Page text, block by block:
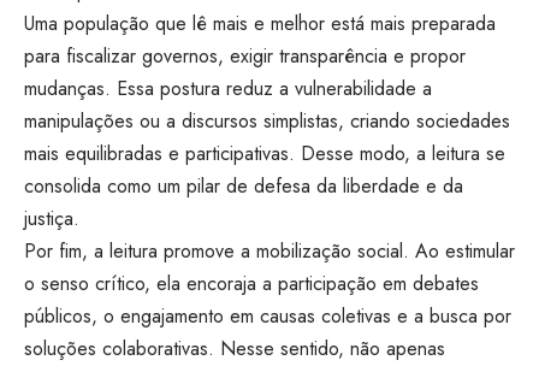
Uma população que lê mais e melhor está mais preparada
para fiscalizar governos, exigir transparência e propor
mudanças. Essa postura reduz a vulnerabilidade a
manipulações ou a discursos simplistas, criando sociedades
mais equilibradas e participativas. Desse modo, a leitura se
consolida como um pilar de defesa da liberdade e da
justiça.
Por fim, a leitura promove a mobilização social. Ao estimular
o senso crítico, ela encoraja a participação em debates
públicos, o engajamento em causas coletivas e a busca por
soluções colaborativas. Nesse sentido, não apenas